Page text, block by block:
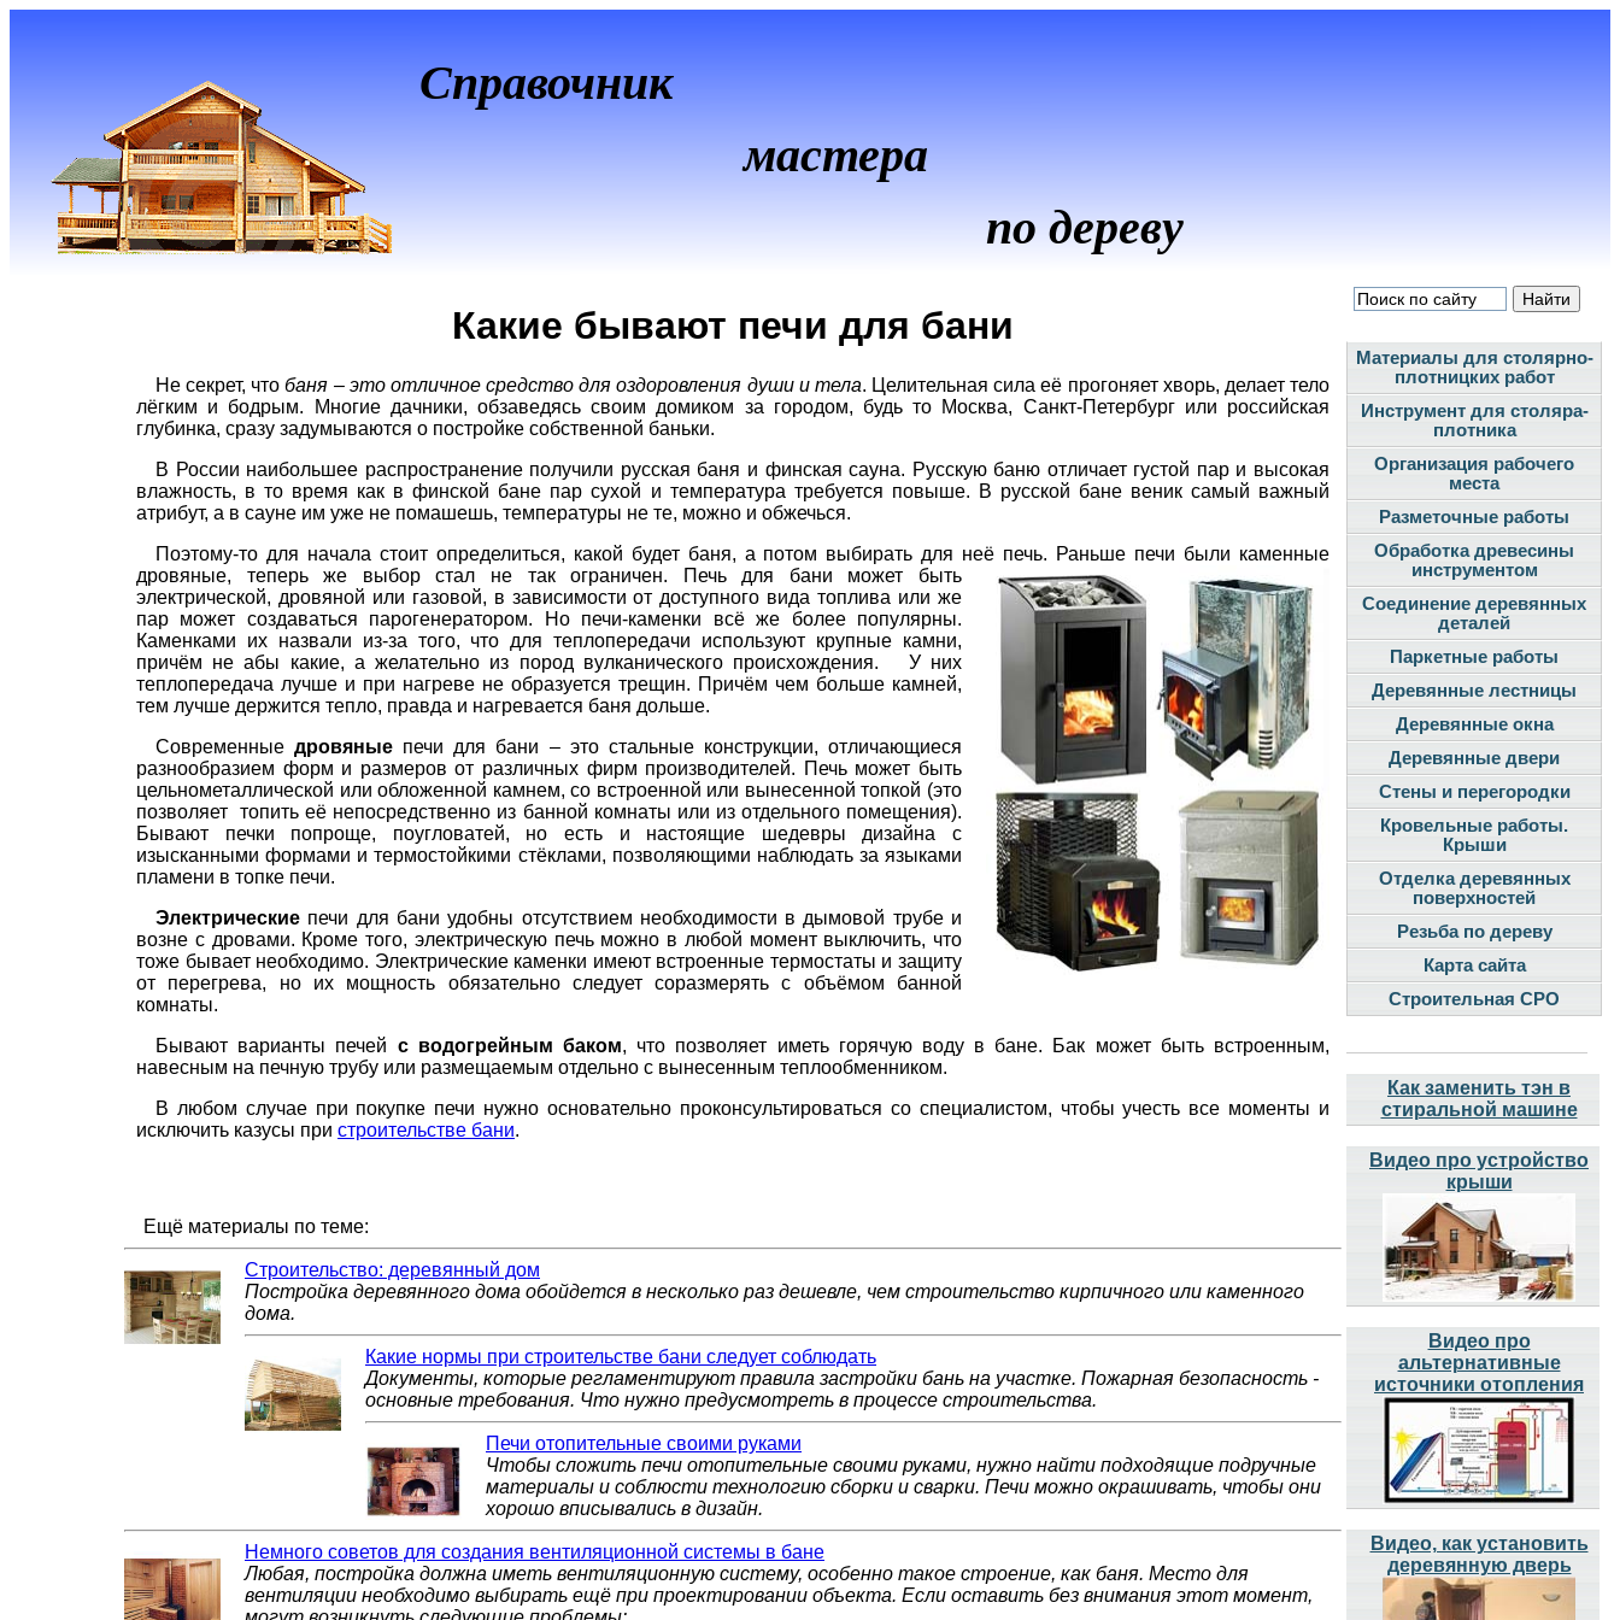
Справочник
мастера
по дереву
Какие бывают печи для бани
Не секрет, чтобаня – это отличное средство для оздоровления души и тела. Целительная сила её прогоняет хворь, делает тело
лёгким и бодрым. Многие дачники, обзаведясь своим домиком за городом, будь то Москва, Санкт-Петербург или российская
глубинка, сразу задумываются о постройке собственной баньки.
В России наибольшее распространение получили русская баня и финская сауна. Русскую баню отличает густой пар и высокая
влажность, в то время как в финской бане пар сухой и температура требуется повыше. В русской бане веник самый важный
атрибут, а в сауне им уже не помашешь, температуры не те, можно и обжечься.
Поэтому-то для начала стоит определиться, какой будет баня, а потом выбирать для неё печь. Раньше печи были каменные
дровяные, теперь же выбор стал не так ограничен. Печь для бани может быть
электрической, дровяной или газовой, в зависимости от доступного вида топлива или же
пар может создаваться парогенератором. Но печи-каменки всё же более популярны.
Каменками их назвали из-за того, что для теплопередачи используют крупные камни,
причём не абы какие, а желательно из пород вулканического происхождения. У них
теплопередача лучше и при нагреве не образуется трещин. Причём чем больше камней,
тем лучше держится тепло, правда и нагревается баня дольше.
Современныедровяные печи для бани – это стальные конструкции, отличающиеся
разнообразием форм и размеров от различных фирм производителей. Печь может быть
цельнометаллической или обложенной камнем, со встроенной или вынесенной топкой (это
позволяет топить её непосредственно из банной комнаты или из отдельного помещения).
Бывают печки попроще, поугловатей, но есть и настоящие шедевры дизайна с
изысканными формами и термостойкими стёклами, позволяющими наблюдать за языками
пламени в топке печи.
Электрические печи для бани удобны отсутствием необходимости в дымовой трубе и
возне с дровами. Кроме того, электрическую печь можно в любой момент выключить, что
тоже бывает необходимо. Электрические каменки имеют встроенные термостаты и защиту
от перегрева, но их мощность обязательно следует соразмерять с объёмом банной
комнаты.
Бывают варианты печей с водогрейным баком, что позволяет иметь горячую воду в бане. Бак может быть встроенным,
навесным на печную трубу или размещаемым отдельно с вынесенным теплообменником.
В любом случае при покупке печи нужно основательно проконсультироваться со специалистом, чтобы учесть все моменты и
исключить казусы при строительстве бани.
Ещё материалы по теме:
Строительство: деревянный дом
Постройка деревянного дома обойдется в несколько раз дешевле, чем строительство кирпичного или каменного
дома.
Какие нормы при строительстве бани следует соблюдать
Документы, которые регламентируют правила застройки бань на участке. Пожарная безопасность -
основные требования. Что нужно предусмотреть в процессе строительства.
Печи отопительные своими руками
Чтобы сложить печи отопительные своими руками, нужно найти подходящие подручные
материалы и соблюсти технологию сборки и сварки. Печи можно окрашивать, чтобы они
хорошо вписывались в дизайн.
Немного советов для создания вентиляционной системы в бане
Любая, постройка должна иметь вентиляционную систему, особенно такое строение, как баня. Место для
вентиляции необходимо выбирать ещё при проектировании объекта. Если оставить без внимания этот момент,
Материалы для столярно-
плотницких работ
Инструмент для столяра-
плотника
Организация рабочего
места
Разметочные работы
Обработка древесины
инструментом
Соединение деревянных
деталей
Паркетные работы
Деревянные лестницы
Деревянные окна
Деревянные двери
Стены и перегородки
Кровельные работы.
Крыши
Отделка деревянных
поверхностей
Резьба по дереву
Карта сайта
Строительная СРО
Как заменить тэн в
стиральной машине
Видео про устройство
крыши
Видео про
альтернативные
источники отопления
Видео, как установить
деревянную дверь